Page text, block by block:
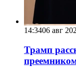
14:3406 авг
Трамп